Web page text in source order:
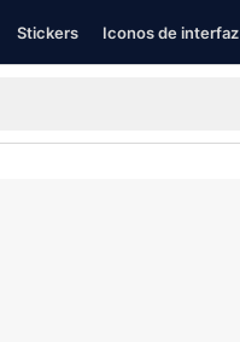
Stickers Iconos de interfaz